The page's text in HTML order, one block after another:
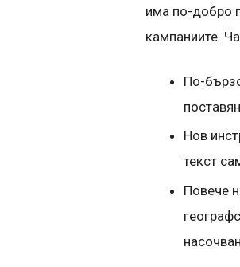
има по-добро
кампаниите.
По-
Нов
текст
Повече